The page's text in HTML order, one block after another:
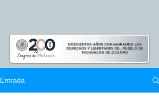
Entrada